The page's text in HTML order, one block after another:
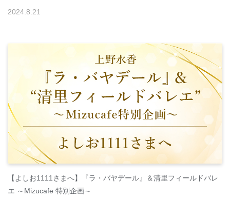
2024 8 21
【よしお1111さまへ】『ラ・バヤデール』＆清里フィールドバレ
エ ～Mizucafe 特別企画～